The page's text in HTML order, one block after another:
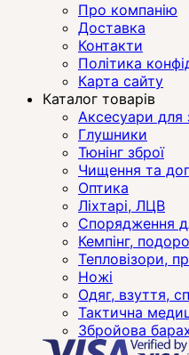
Про компанію
Доставка
Контакти
Політика
Карта сайту
Каталог товарів
Аксесуари для
Глушники
Тюнінг зброї
Чищення та
Оптика
Ліхтарі, ЛЦВ
Спорядження
Кемпінг,
Тепловізори,
Ножі
Одяг, взуття,
Тактична
Збройова